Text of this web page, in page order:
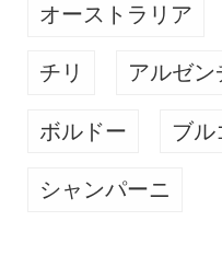
オーストラリア
チリ アルゼン
ボルドー ブル
シャンパーニ